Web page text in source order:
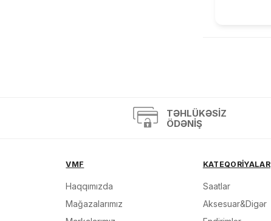
TƏHLÜKƏSIZ
ÖDƏNIŞ
VMF
Haqqımızda
Mağazalarımız
KATEQORİYALAR
Saatlar
Aksesuar&Digər